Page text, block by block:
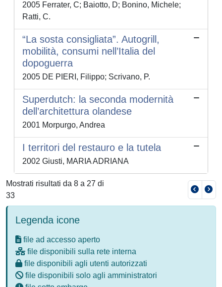
2005 Ferrater, C; Baiotto, D; Bonino, Michele;
Ratti, C.
“La sosta consigliata”. Autogrill,
mobilità, consumi nell’Italia del
dopoguerra
2005 DE PIERI, Filippo; Scrivano, P.
Superdutch: la seconda modernità
dell’architettura olandese
2001 Morpurgo, Andrea
I territori del restauro e la tutela
2002 Giusti, MARIA ADRIANA
Mostrati risultati da 8 a 27 di
33
Legenda icone
file ad accesso aperto
file disponibili sulla rete interna
file disponibili agli utenti autorizzati
file disponibili solo agli amministratori